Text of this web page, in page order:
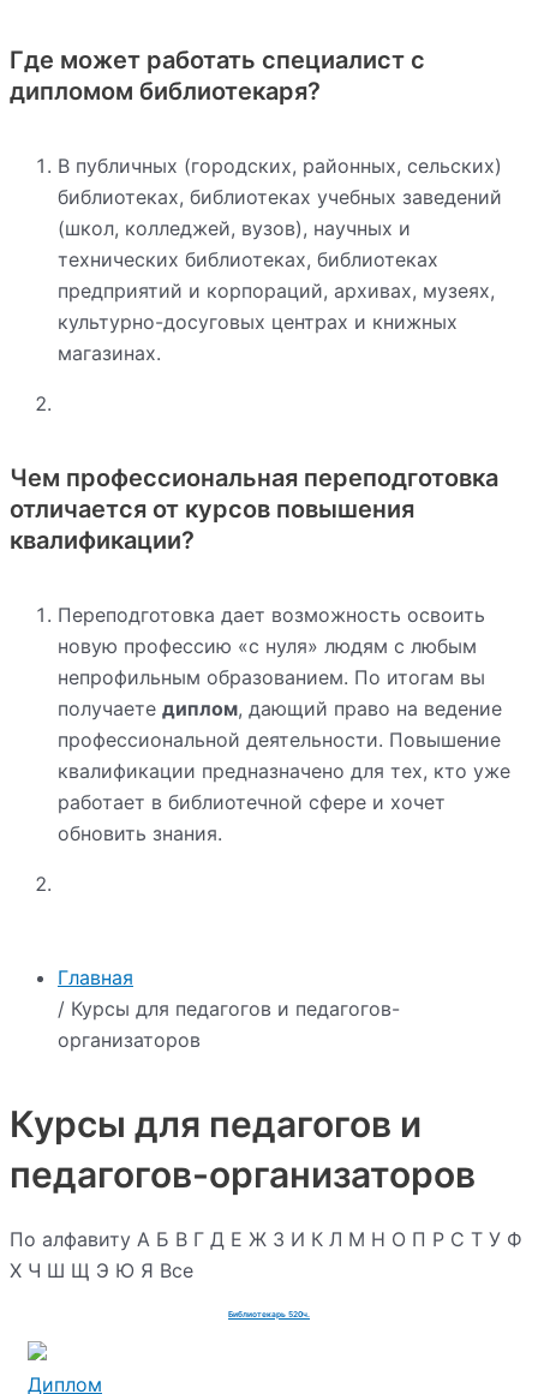
Главная
/ Курсы для педагогов и педагогов-
организаторов
Курсы для педагогов и
педагогов-организаторов
По алфавиту А Б В Г Д Е Ж З И К Л М Н О П Р С Т У Ф
Х Ч Ш Щ Э Ю Я Все
Библиотекарь 520ч.
Диплом
Где может работать специалист с
дипломом библиотекаря?
В публичных (городских, районных, сельских)
библиотеках, библиотеках учебных заведений
(школ, колледжей, вузов), научных и
технических библиотеках, библиотеках
предприятий и корпораций, архивах, музеях,
культурно-досуговых центрах и книжных
магазинах.
Чем профессиональная переподготовка
отличается от курсов повышения
квалификации?
Переподготовка дает возможность освоить
новую профессию «с нуля» людям с любым
непрофильным образованием. По итогам вы
получаете диплом, дающий право на ведение
профессиональной деятельности. Повышение
квалификации предназначено для тех, кто уже
работает в библиотечной сфере и хочет
обновить знания.